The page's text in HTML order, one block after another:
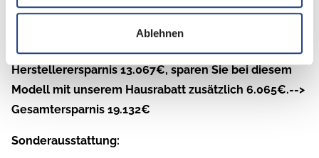
Ablehnen
unschlagbaren SELECTION Preis!
Herstellerersparnis 13.067€, sparen Sie bei diesem
Modell mit unserem Hausrabatt zusätzlich 6.065€.-->
Gesamtersparnis 19.132€
Sonderausstattung: